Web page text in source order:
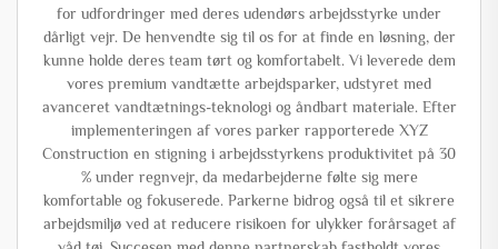
for udfordringer med deres udendørs arbejdsstyrke under
dårligt vejr. De henvendte sig til os for at finde en løsning, der
kunne holde deres team tørt og komfortabelt. Vi leverede dem
vores premium vandtætte arbejdsparker, udstyret med
avanceret vandtætnings-teknologi og åndbart materiale. Efter
implementeringen af vores parker rapporterede XYZ
Construction en stigning i arbejdsstyrkens produktivitet på 30
% under regnvejr, da medarbejderne følte sig mere
komfortable og fokuserede. Parkerne bidrog også til et sikrere
arbejdsmiljø ved at reducere risikoen for ulykker forårsaget af